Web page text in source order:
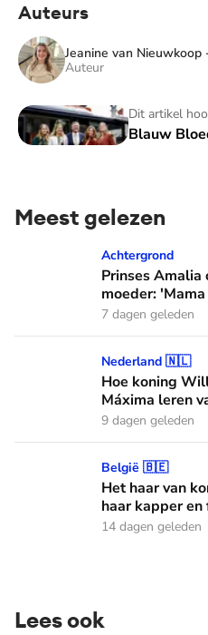
Auteurs
Jeanine van Nieuwkoop
Auteur
Dit artikel
Blauw
Blauw Bloed - TV
Meest gelezen
Prinses Amalia over dé
Achtergrond
Prinses Amalia
moeder:
7 dagen geleden
Hoe koning Willem-
Nederland 🇳🇱
Hoe koning
Máxima leren
9 dagen geleden
Het haar van koningin
België 🇧🇪
Het haar van
haar kapper
14 dagen geleden
Lees ook